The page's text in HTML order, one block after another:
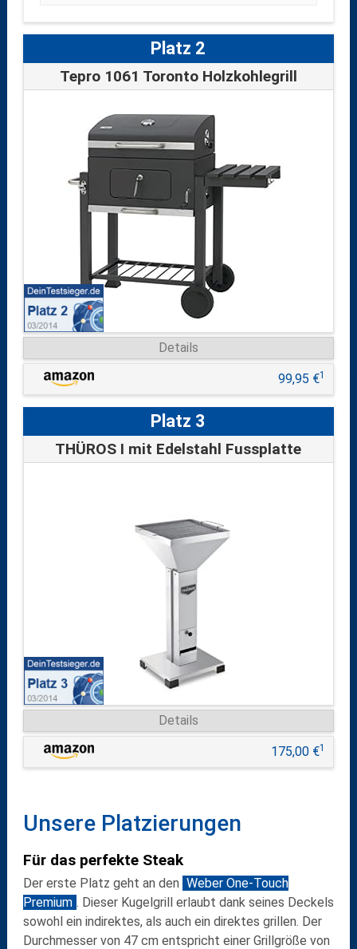
Platz 2
Tepro 1061 Toronto Holzkohlegrill
Details
99,95 €1
Platz 3
THÜROS I mit Edelstahl Fussplatte
Details
175,00 €1
Unsere Platzierungen
Für das perfekte Steak
Der erste Platz geht an den Weber One-Touch
Premium . Dieser Kugelgrillerlaubt dank seines Deckels
sowohl ein indirektes, als auch ein direktes grillen. Der
Durchmesser von 47 cm entspricht einer Grillgröße von